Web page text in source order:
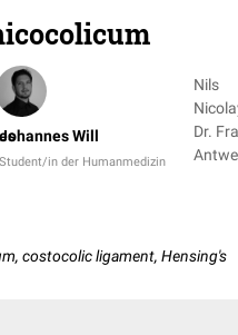
Johannes Will
Student/in der Humanmedizin
Nils
Dr.
costocolic ligament, Hensing's